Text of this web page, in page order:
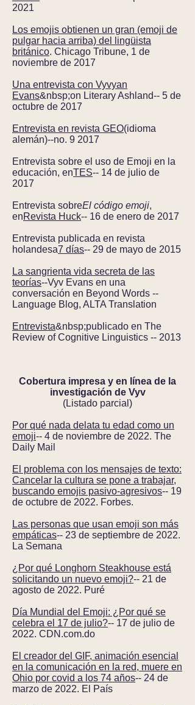
2021
Los emojis obtienen un gran (emoji de
pulgar hacia arriba) del lingüista
británico. Chicago Tribune, 1 de
noviembre de 2017
Una entrevista con Vyvyan
Evans&nbsp;on Literary Ashland-- 5 de
octubre de 2017
Entrevista en revista GEO(idioma
alemán)--no. 9 2017
Entrevista sobre el uso de Emoji en la
educación, enTES-- 14 de julio de
2017
Entrevista sobreEl código emoji,
enRevista Huck-- 16 de enero de 2017
Entrevista publicada en revista
holandesa7 días-- 29 de mayo de 2015
La sangrienta vida secreta de las
teorías--Vyv Evans en una
conversación en Beyond Words --
Language Blog, ALTA Translation
Entrevista&nbsp;publicado en The
Review of Cognitive Linguistics -- 2013
Cobertura impresa y en línea de la
investigación de Vyv
(Listado parcial)
Por qué nada delata tu edad como un
emoji-- 4 de noviembre de 2022. The
Daily Mail
El problema con los mensajes de texto:
Cancelar la cultura se pone a trabajar,
buscando emojis pasivo-agresivos-- 19
de octubre de 2022. Forbes.
Las personas que usan emoji son más
empáticas-- 23 de septiembre de 2022.
La Semana
¿Por qué Longhorn Steakhouse está
solicitando un nuevo emoji?-- 21 de
agosto de 2022. Puré
Día Mundial del Emoji: ¿Por qué se
celebra el 17 de julio?-- 17 de julio de
2022. CDN.com.do
El creador del GIF, animación esencial
en la comunicación en la red, muere en
Ohio por covid a los 74 años-- 24 de
marzo de 2022. El País